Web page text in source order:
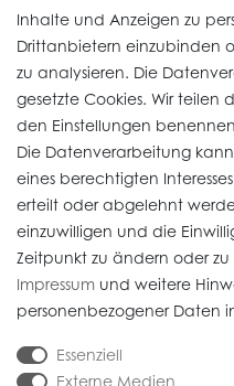
Informationen
Widerrufs­recht
Impressum
AGB
Inhalte und Anzeigen zu
Drittanbietern einzubinden
zu analysieren. Die
gesetzte Cookies. Wir teilen
den Einstellungen
Die Datenverarbeitung
eines berechtigten
erteilt oder abgelehnt
einzuwilligen und die
Zeitpunkt zu ändern oder
Impressum und weitere
personenbezogener Daten
Essenziell
Externe Medien